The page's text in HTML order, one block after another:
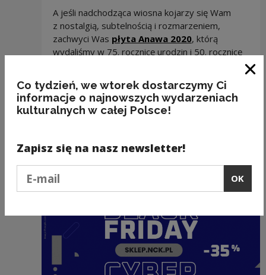
A jeśli nadchodząca wiosna kojarzy się Wam
z nostalgią, subtelnością i rozmarzeniem,
zachwyci Was płyta Anawa 2020Note, the link
, którą
wydaliśmy w 75. rocznicę urodzin i 50. rocznicę
! Nowe aranżacje jego
Nosowska ,Krzysztof Zalewski,
Spięty, Kasaiizespół Voo Voo.
Recommended
Co tydzień, we wtorek dostarczymy Ci
informacje o najnowszych wydarzeniach
kulturalnych w całej Polsce!
Zapisz się na nasz newsletter!
OK